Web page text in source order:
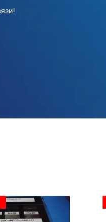
Цилиндрическая вогнутая
Цилиндрическая выпуклая
Цилиндрическая вогнутая